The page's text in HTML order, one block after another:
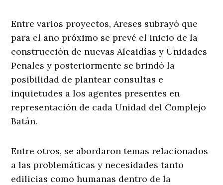
Entre varios proyectos, Areses subrayó que
para el año próximo se prevé el inicio de la
construcción de nuevas Alcaidías y Unidades
Penales y posteriormente se brindó la
posibilidad de plantear consultas e
inquietudes a los agentes presentes en
representación de cada Unidad del Complejo
Batán.
Entre otros, se abordaron temas relacionados
a las problemáticas y necesidades tanto
edilicias como humanas dentro de la